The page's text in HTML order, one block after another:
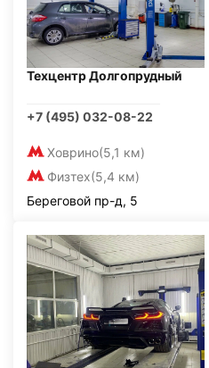
Техцентр Долгопрудный
+7 (495) 032-08-22
Ховрино(5,1 км)
Физтех(5,4 км)
Береговой пр-д, 5